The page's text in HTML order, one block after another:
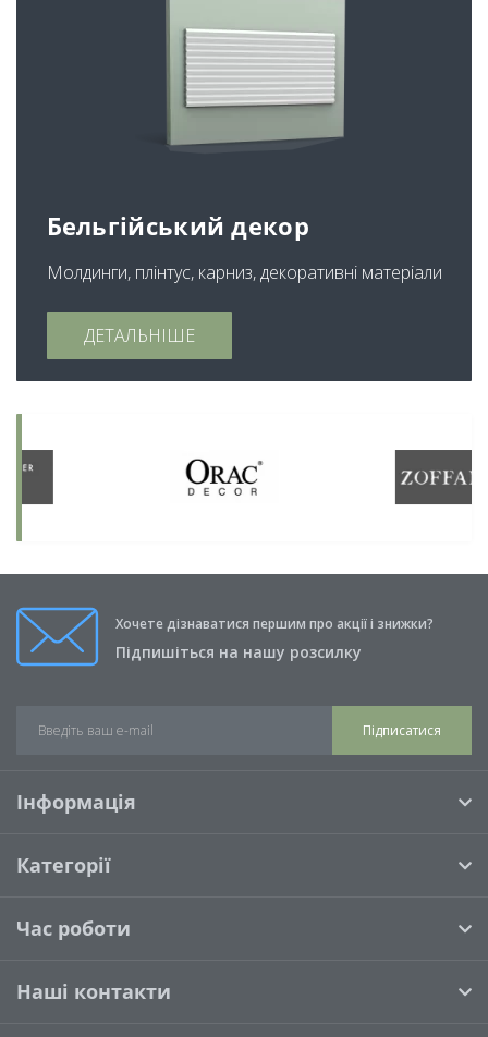
Бельгійський декор
Молдинги, плінтус, карниз, декоративні матеріали
ДЕТАЛЬНІШЕ
Хочете дізнаватися першим про акції і знижки?
Підпишіться на нашу розсилку
Підписатися
Інформація
Категорії
Час роботи
Наші контакти